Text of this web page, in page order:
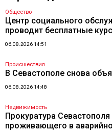
Общество
Центр социального
проводит бесплатные
06.08.2026 14:51
Происшествия
В Севастополе снова
06.08.2026 14:48
Недвижимость
Прокуратура
проживающего в